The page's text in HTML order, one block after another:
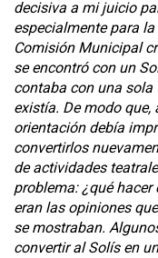
decisiva a mi juicio
especialmente para
Comisión Municipal
se encontró con un
contaba con una sola
existía. De modo que,
orientación debía
convertirlos
de actividades
problema: ¿qué
eran las opiniones
se mostraban.
convertir al Solís en